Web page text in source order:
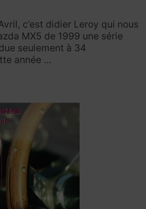
c’est didier Leroy qui nous
MX5 de 1999 une série
seulement à 34
année …